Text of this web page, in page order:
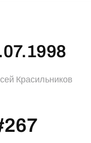
Красильников